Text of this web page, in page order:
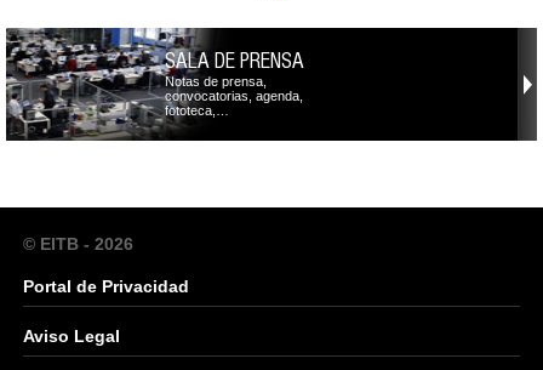
SALA DE PRENSA
Notas de prensa,
convocatorias, agenda,
fototeca,…
© EITB - 2026
Portal de Privacidad
Aviso Legal